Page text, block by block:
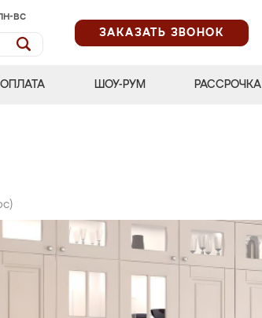
вс
ЗАКАЗАТЬ ЗВОНОК
ШОУ-РУМ РАССРОЧКА